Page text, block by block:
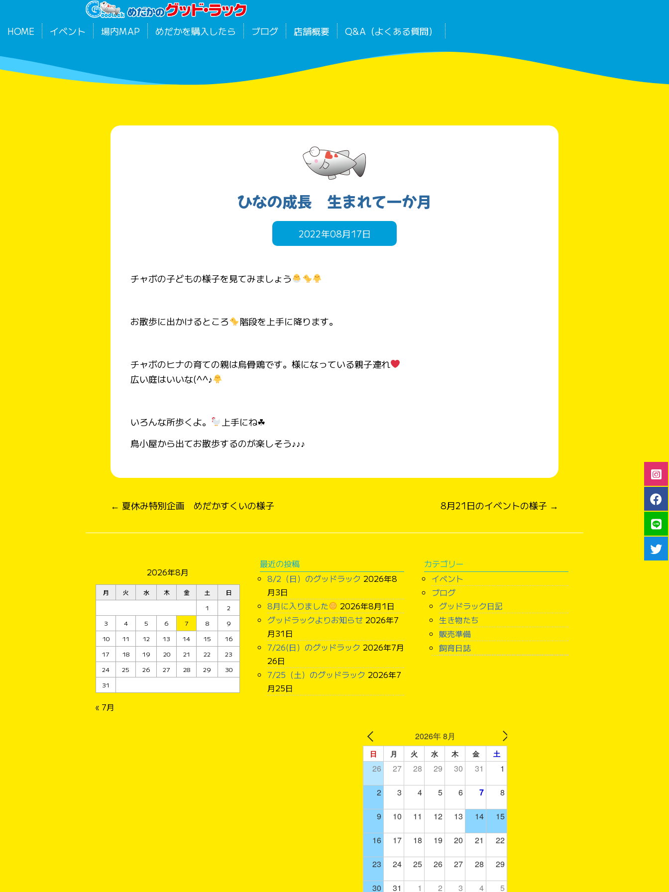
HOME イベント 場内MAP めだかを購入したら ブログ 店舗概要 Q&A（よくある質問）
ひなの成長 生まれて一か月
2022年08月17日
チャボの子どもの様子を見てみましょう
お散歩に出かけるところ 階段を上手に降ります。
チャボのヒナの育ての親は烏骨鶏です。様になっている親子連れ
広い庭はいいな(^^♪
いろんな所歩くよ。
上手にね☘
鳥小屋から出てお散歩するのが楽しそう♪♪♪
← 夏休み特別企画 めだかすくいの様子 8月21日のイベントの様子 →
2026年8月
月 火 水 木 金 土
日
1
2
3
4 5 6 7 8
9
10
11 12 13 14 15
16
17
18 19 20 21 22
23
24
25 26 27 28 29
30
31
« 7月
最近の投稿
8/2（日）のグッドラック 2026年8
月3日
8月に入りました
2026年8月1日
グッドラックよりお知らせ 2026年7
月31日
7/26(日）のグッドラック 2026年7月
26日
7/25（土）のグッドラック 2026年7
月25日
カテゴリー
イベント
ブログ
グッドラック日記
生き物たち
販売準備
飼育日誌
2026年 8月
日 月 火 水 木 金 土
26 27 28 29 30 31 1
2 3 4 5 6 7 8
9 10 11 12 13 14 15
16 17 18 19 20 21 22
23 24 25 26 27 28 29
30 31 1 2 3 4 5